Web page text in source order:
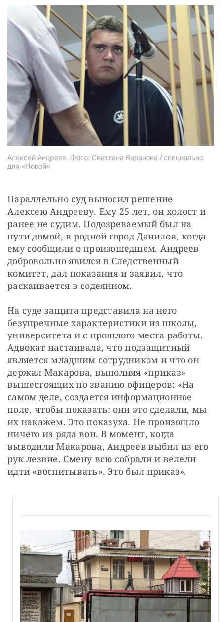
Алексей Андреев. Фото: Светлана Виданова / специально
для «Новой»
Параллельно суд выносил решение
Алексею Андрееву. Ему 25 лет, он холост и
ранее не судим. Подозреваемый был на
пути домой, в родной город Данилов, когда
ему сообщили о произошедшем. Андреев
добровольно явился в Следственный
комитет, дал показания и заявил, что
раскаивается в содеянном.
На суде защита представила на него
безупречные характеристики из школы,
университета и с прошлого места работы.
Адвокат настаивала, что подзащитный
является младшим сотрудником и что он
держал Макарова, выполняя «приказ»
вышестоящих по званию офицеров: «На
самом деле, создается информационное
поле, чтобы показать: они это сделали, мы
их накажем. Это показуха. Не произошло
ничего из ряда вон. В момент, когда
выводили Макарова, Андреев выбил из его
рук лезвие. Смену всю собрали и велели
идти «воспитывать». Это был приказ».